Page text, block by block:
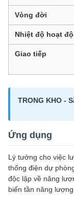
Vòng đời
Nhiệt độ hoạt
Giao tiếp
TRONG KHO -
Ứng dụng
Lý tưởng cho việc
thống điện dự
độc lập về năng
biến tần năng